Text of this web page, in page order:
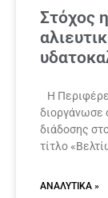
Στόχος
Η
διοργάνωσε
διάδοσης
τίτλο
ΑΝΑΛΥΤΙΚΆ »